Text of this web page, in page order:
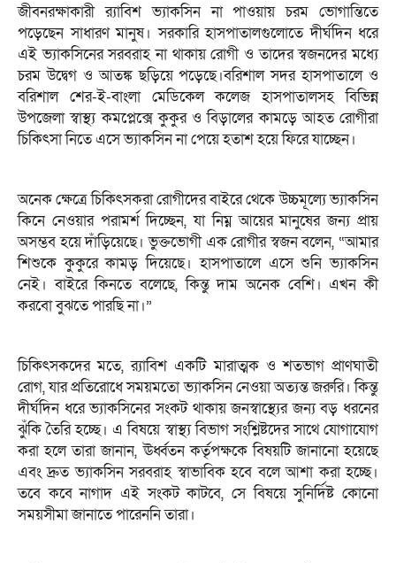
জীবনরক্ষাকারী র‌্যাবিশ ভ্যাকসিন না পাওয়ায় চরম ভোগান্তিতে
পড়েছেন সাধারণ মানুষ। সরকারি হাসপাতালগুলোতে দীর্ঘদিন ধরে
এই ভ্যাকসিনের সরবরাহ না থাকায় রোগী ও তাদের স্বজনদের মধ্যে
চরম উদ্বেগ ও আতঙ্ক ছড়িয়ে পড়েছে।বরিশাল সদর হাসপাতালে ও
বরিশাল শের-ই-বাংলা মেডিকেল কলেজ হাসপাতালসহ বিভিন্ন
উপজেলা স্বাস্থ্য কমপ্লেক্সে কুকুর ও বিড়ালের কামড়ে আহত রোগীরা
চিকিৎসা নিতে এসে ভ্যাকসিন না পেয়ে হতাশ হয়ে ফিরে যাচ্ছেন।
অনেক ক্ষেত্রে চিকিৎসকরা রোগীদের বাইরে থেকে উচ্চমূল্যে ভ্যাকসিন
কিনে নেওয়ার পরামর্শ দিচ্ছেন, যা নিম্ন আয়ের মানুষের জন্য প্রায়
অসম্ভব হয়ে দাঁড়িয়েছে। ভুক্তভোগী এক রোগীর স্বজন বলেন, “আমার
শিশুকে কুকুরে কামড় দিয়েছে। হাসপাতালে এসে শুনি ভ্যাকসিন
নেই। বাইরে কিনতে বলেছে, কিন্তু দাম অনেক বেশি। এখন কী
করবো বুঝতে পারছি না।”
চিকিৎসকদের মতে, র‌্যাবিশ একটি মারাত্মক ও শতভাগ প্রাণঘাতী
রোগ, যার প্রতিরোধে সময়মতো ভ্যাকসিন নেওয়া অত্যন্ত জরুরি। কিন্তু
দীর্ঘদিন ধরে ভ্যাকসিনের সংকট থাকায় জনস্বাস্থ্যের জন্য বড় ধরনের
ঝুঁকি তৈরি হচ্ছে। এ বিষয়ে স্বাস্থ্য বিভাগ সংশ্লিষ্টদের সাথে যোগাযোগ
করা হলে তারা জানান, ঊর্ধ্বতন কর্তৃপক্ষকে বিষয়টি জানানো হয়েছে
এবং দ্রুত ভ্যাকসিন সরবরাহ স্বাভাবিক হবে বলে আশা করা হচ্ছে।
তবে কবে নাগাদ এই সংকট কাটবে, সে বিষয়ে সুনির্দিষ্ট কোনো
সময়সীমা জানাতে পারেননি তারা।